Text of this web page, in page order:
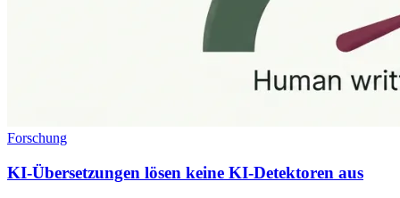
Forschung
KI-Übersetzungen lösen keine KI-Detektoren aus